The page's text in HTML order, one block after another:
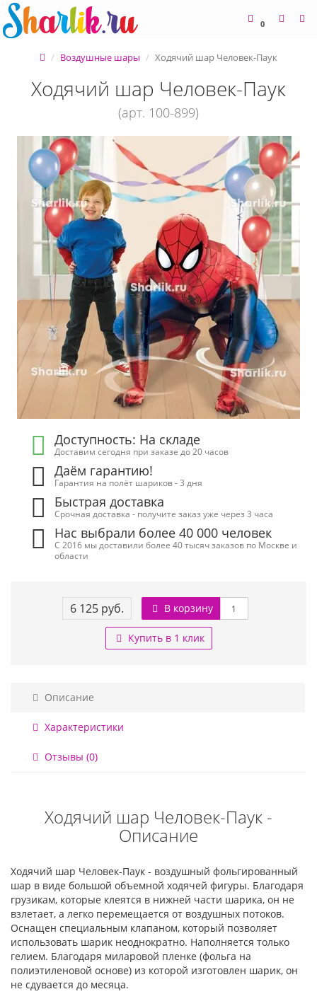
0
Воздушные шары Ходячий шар Человек-Паук
Ходячий шар Человек-Паук
(арт. 100-899)
Доступность: На складе
Доставим сегодня при заказе до 20 часов
Даём гарантию!
Гарантия на полёт шариков - 3 дня
Быстрая доставка
Срочная доставка - получите заказ уже через 3 часа
Нас выбрали более 40 000 человек
С 2016 мы доставили более 40 тысяч заказов по Москве и
области
6 125 руб. В корзину
Купить в 1 клик
Описание
Характеристики
Отзывы (0)
Ходячий шар Человек-Паук -
Описание
Ходячий шар Человек-Паук - воздушный фольгированный
шар в виде большой объемной ходячей фигуры. Благодаря
грузикам, которые клеятся в нижней части шарика, он не
взлетает, а легко перемещается от воздушных потоков.
Оснащен специальным клапаном, который позволяет
использовать шарик неоднократно. Наполняется только
гелием. Благодаря миларовой пленке (фольга на
полиэтиленовой основе) из которой изготовлен шарик, он
не сдувается до месяца.